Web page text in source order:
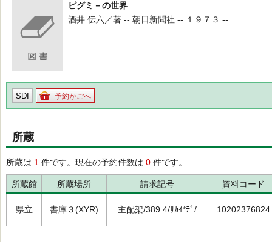
ピグミ－の世界
酒井 伝六／著 -- 朝日新聞社 -- １９７３ --
SDI 予約かごへ
所蔵
所蔵は 1 件です。現在の予約件数は 0 件です。
所蔵館 所蔵場所 請求記号 資料コード
県立 書庫３(XYR) 主配架/389.4/ｻｶｲ*ﾃﾞ/ 10202376824